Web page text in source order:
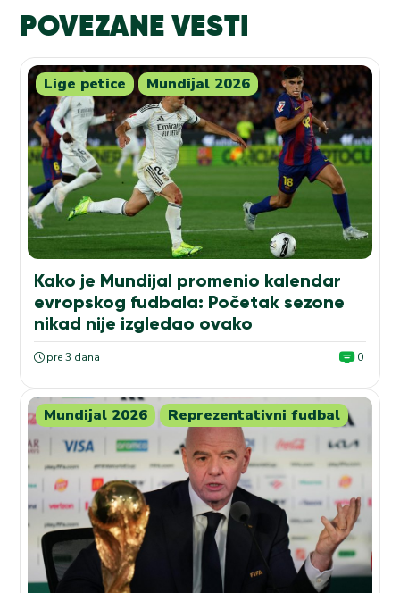
POVEZANE VESTI
Lige petice Mundijal 2026
Kako je Mundijal promenio kalendar
evropskog fudbala: Početak sezone
nikad nije izgledao ovako
pre 3 dana 0
Mundijal 2026 Reprezentativni fudbal